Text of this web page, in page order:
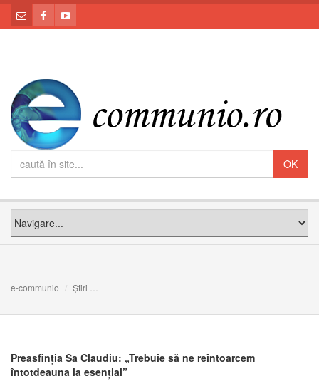
e-communio Știri
Preasfinția Sa Claudiu: „Trebuie să ne reîntoarcem
întotdeauna la esențial”